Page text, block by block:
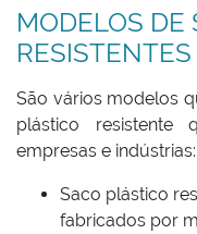
MODELOS DE
RESISTENTES
São vários modelos
plástico resistente
empresas e indústrias:
Saco plástico
fabricados por